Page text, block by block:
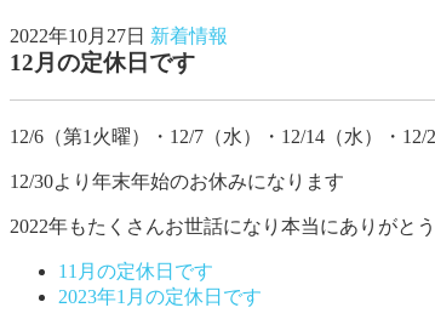
2022年10月27日 新着情報
12月の定休日です
12/6（第1火曜）・12/7（水）・12/14（水）・12/
12/30より年末年始のお休みになります
2022年もたくさんお世話になり本当にありがと
11月の定休日です
2023年1月の定休日です